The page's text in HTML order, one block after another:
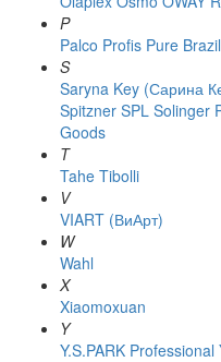
P
Palco Profis Pure
S
Saryna Key (Сарина
Spitzner SPL Solinger
Goods
T
Tahe Tibolli
V
VIART (ВиАрт)
W
Wahl
X
Xiaomoxuan
Y
Y.S.PARK Professional